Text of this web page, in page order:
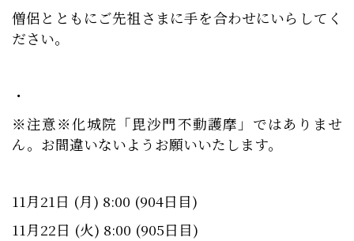
僧侶とともにご先祖さまに手を合わせにいらしてく
ださい。
・
※注意※化城院「毘沙門不動護摩」ではありませ
ん。お間違いないようお願いいたします。
11月21日 (月) 8:00 (904日目)
11月22日 (火) 8:00 (905日目)